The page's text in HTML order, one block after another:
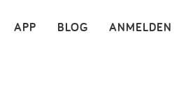
ANMELDEN
BLOG
APP ×